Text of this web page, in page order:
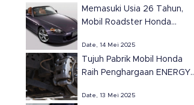
versi Automovil
Panamericano
Memasuki Usia 26 Tahun,
Mobil Roadster Honda
Populer
Date, 14 Mei 2025
Tujuh Pabrik Mobil Honda
Raih Penghargaan ENERGY
Efisiensi Energi di Amerika
Date, 13 Mei 2025